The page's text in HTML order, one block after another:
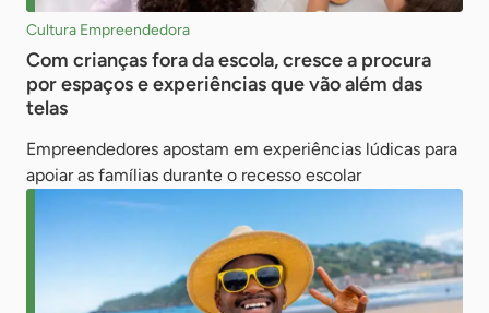
Cultura Empreendedora
Com crianças fora da escola, cresce a procura
por espaços e experiências que vão além das
telas
Empreendedores apostam em experiências lúdicas para
apoiar as famílias durante o recesso escolar